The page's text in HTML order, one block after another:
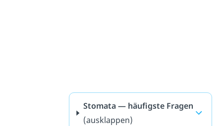
Stomata — häufigste Fragen
(ausklappen)